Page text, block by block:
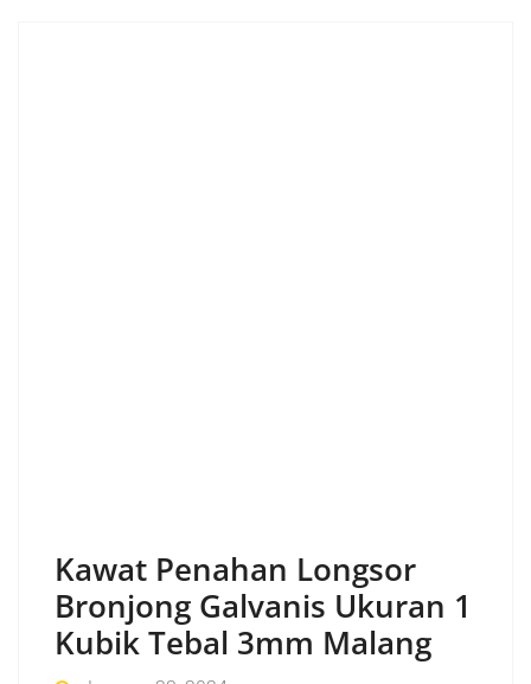
Kawat Penahan Longsor
Bronjong Galvanis Ukuran 1
Kubik Tebal 3mm Malang